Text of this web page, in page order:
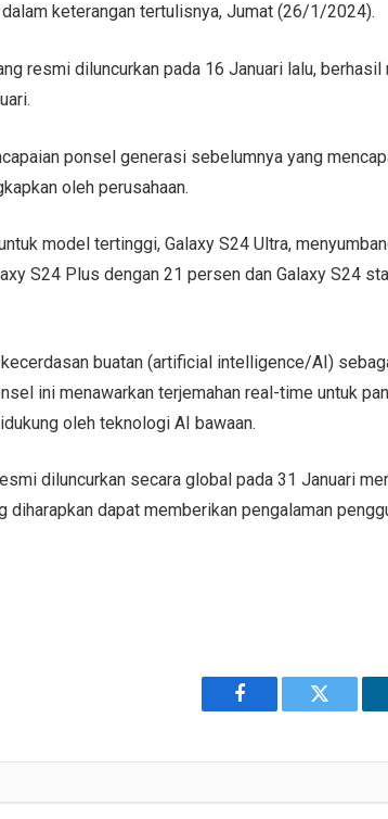
keterangan tertulisnya, Jumat (26/1/2024).
resmi diluncurkan pada 16 Januari lalu, berhasil
ponsel generasi sebelumnya yang
oleh perusahaan.
model tertinggi, Galaxy S24 Ultra,
S24 Plus dengan 21 persen dan Galaxy S24
buatan (artificial intelligence/AI)
ini menawarkan terjemahan real-time untuk
oleh teknologi AI bawaan.
diluncurkan secara global pada 31 Januari
diharapkan dapat memberikan pengalaman
Facebook Twitter